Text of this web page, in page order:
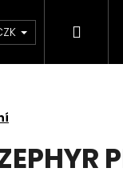
ZdravíHledat